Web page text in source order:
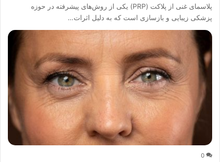
پلاسمای غنی از پلاکت (PRP) یکی از روش‌های پیشرفته در حوزه
پزشکی زیبایی و بازسازی است که به دلیل اثرات…
0